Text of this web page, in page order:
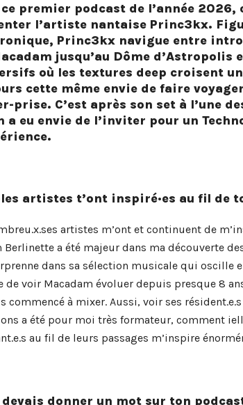
premier podcast de l’année 2026,
l’artiste nantaise Princ3kx.
Princ3kx navigue entre
jusqu’au Dôme d’Astropolis
où les textures deep croisent
cette même envie de faire
prise. C’est après son set à l’une
a eu envie de l’inviter pour un
artistes t’ont inspiré·es au fil de
artistes m’ont et continuent de
a été majeur dans ma découverte
dans sa sélection musicale qui oscille
de voir Macadam évoluer depuis presque 8
commencé à mixer. Aussi, voir ses
a été pour moi très formateur, comment
au fil de leurs passages m’inspire
donner un mot sur ton